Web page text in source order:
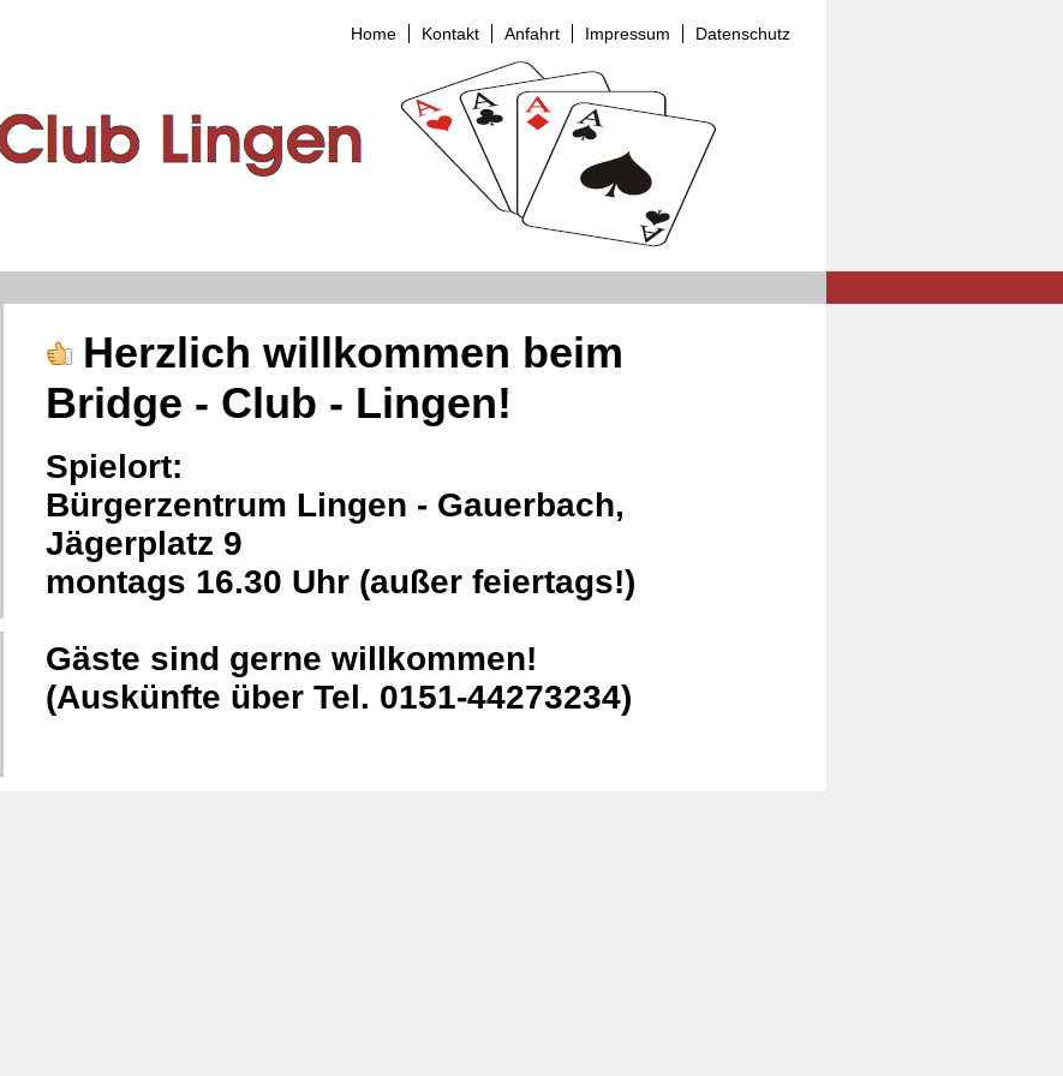
Home Kontakt Anfahrt Impressum Datenschutz
Herzlich willkommen beim
Bridge - Club - Lingen!
Spielort:
Bürgerzentrum Lingen - Gauerbach,
Jägerplatz 9
montags 16.30 Uhr (außer feiertags!)
Gäste sind gerne willkommen!
(Auskünfte über Tel. 0151-44273234)